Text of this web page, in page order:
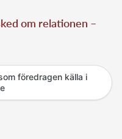
om relationen –
föredragen källa i